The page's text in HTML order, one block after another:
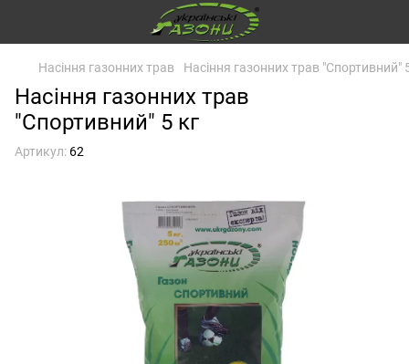
Насіння газонних трав Насіння газонних трав "Спортивний"
Насіння газонних трав
"Спортивний" 5 кг
Артикул: 62